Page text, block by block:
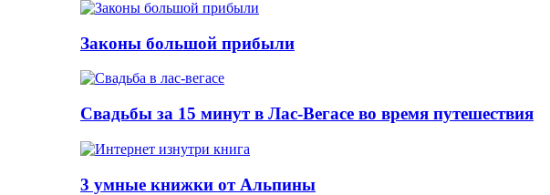
Законы большой прибыли
Свадьбы за 15 минут в Лас-Вегасе во время путешествия
3 умные книжки от Альпины